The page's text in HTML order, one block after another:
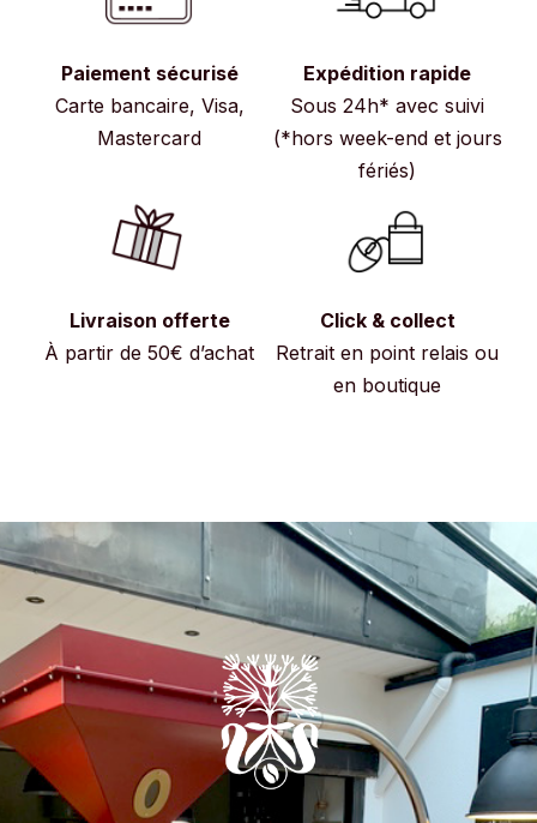
Paiement sécurisé
Carte bancaire, Visa,
Mastercard
Expédition rapide
Sous 24h* avec suivi
(*hors week-end et jours
fériés)
Livraison offerte
À partir de 50€ d’achat
Click & collect
Retrait en point relais ou
en boutique